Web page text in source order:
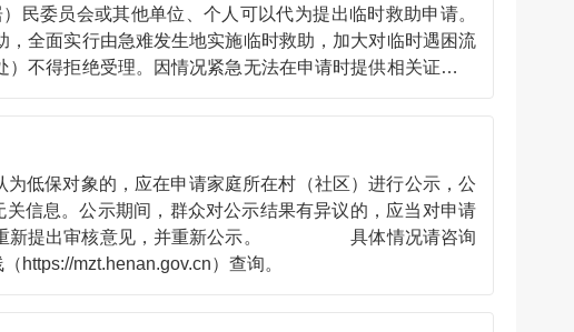
民委员会或其他单位、个人可以代为提出临时救助申请。
全面实行由急难发生地实施临时救助，加大对临时遇困流
不得拒绝受理。因情况紧急无法在申请时提供相关证明材
部门在发现或接到有关部门、社会组织、公民个人报告救
况请咨询当地县级民政部门或乡镇人民政府（街道办事
询。
低保对象的，应在申请家庭所在村（社区）进行公示，公
信息。公示期间，群众对公示结果有异议的，应当对申请
当重新提出审核意见，并重新公示。 具体情况请咨询
热线（https://mzt.henan.gov.cn）查询。